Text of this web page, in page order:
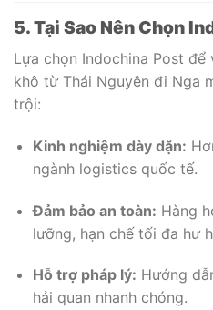
5. Tại Sao Nên Chọn
Lựa chọn Indochina Post để
khô từ Thái Nguyên đi Nga
trội:
Kinh nghiệm dày dặn:
ngành logistics quốc tế.
Đảm bảo an toàn: Hàng
lưỡng, hạn chế tối đa hư
Hỗ trợ pháp lý: Hướng
hải quan nhanh chóng.